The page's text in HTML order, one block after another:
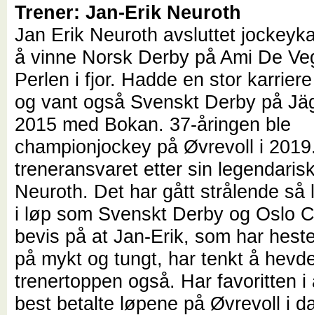
Trener: Jan-Erik Neuroth
Jan Erik Neuroth avsluttet
å vinne Norsk Derby på Ami De
Perlen i fjor. Hadde en stor
og vant også Svenskt Derby på
2015 med Bokan. 37-åringen ble
championjockey på Øvrevoll i
treneransvaret etter sin
Neuroth. Det har gått strålende så
i løp som Svenskt Derby og Oslo
bevis på at Jan-Erik, som har
på mykt og tungt, har tenkt å
trenertoppen også. Har favoritten i
best betalte løpene på Øvrevoll i